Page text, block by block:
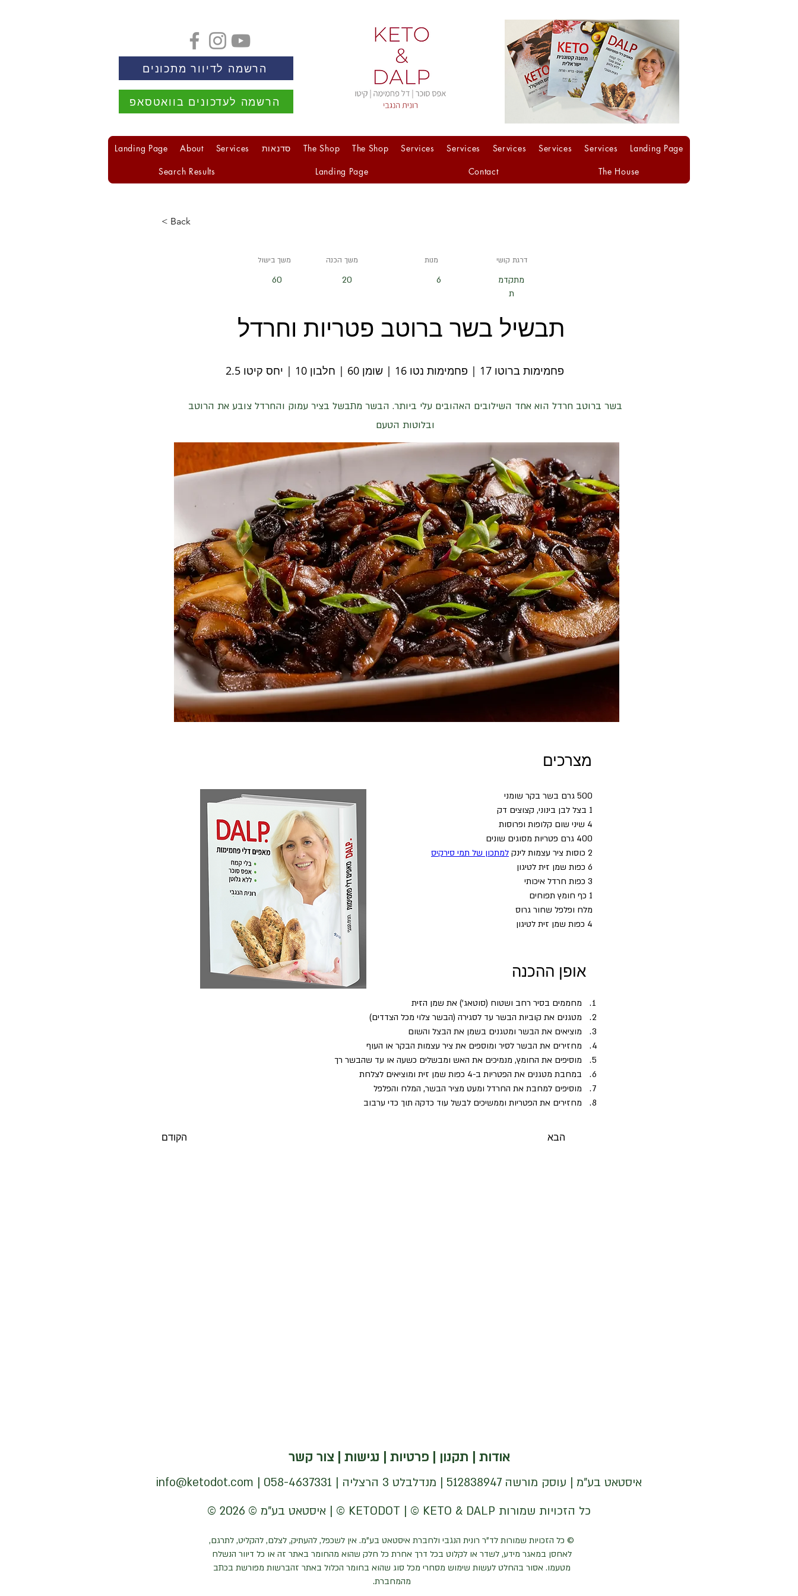
הרשמה לדיוור מתכונים
הרשמה לעדכונים בוואטסאפ
Landing Page
Services
Services
Services
Services
Services
The Shop
The Shop סדנאות Services
About
Landing Page
The House
Contact
Landing Page
Search Results
< Back
משך בישול
60
משך הכנה
20
מנות
6
דרגת קושי
מתקדמ
ת
פחמימות ברוטו 17 | פחמימות נטו 16 | שומן 60 | חלבון 10 | יחס קיטו 2.5
תבשיל בשר ברוטב פטריות וחרדל
בשר ברוטב חרדל הוא אחד השילובים האהובים עלי ביותר. הבשר מתבשל בציר עמוק והחרדל צובע את הרוטב
ובלוטות הטעם
מצרכים
500 גרם בשר בקר שומני
1 בצל לבן בינוני, קצוצים דק
4 שיני שום קלופות ופרוסות
400 גרם פטריות מסוגים שונים
2 כוסות ציר עצמות לינק
למתכון של תמי סירקיס
6 כפות שמן זית לטיגון
3 כפות חרדל איכותי
1 כף חומץ תפוחים
מלח ופלפל שחור גרוס
4 כפות שמן זית לטיגון
אופן ההכנה
מחממים בסיר רחב ושטוח (סוטאג') את שמן הזית
מטגנים את קוביות הבשר עד לסגירה (הבשר צלוי מכל הצדדים)
מוציאים את הבשר ומטגנים בשמן את הבצל והשום
מחזירים את הבשר לסיר ומוספים את ציר עצמות הבקר או העוף
מוסיפים את החומץ, מנמיכים את האש ומבשלים כשעה או עד שהבשר רך
במחבת מטגנים את הפטריות ב-4 כפות שמן זית ומוציאים לצלחת
מוסיפים למחבת את החרדל ומעט מציר הבשר, המלח והפלפל
מחזירים את הפטריות וממשיכים לבשל עוד כדקה תוך כדי ערבוב
הקודם הבא
אודות תקנון |פרטיות נגישות |צור קשר
איסטאט בע"מ | עוסק מורשה 512838947 | מנדלבלט 3 הרצליה | 058-4637331 |
info@ketodot.com
© כל הזכויות שמורות לד"ר רונית הנגבי ולחברת איסטאט בע"מ. אין לשכפל, להעתיק, לצלם, להקליט, לתרגם,
לאחסן במאגר מידע, לשדר או לקלוט בכל דרך אחרת כל חלק שהוא מהחומר באתר זה או כל דיוור הנשלח
מטעמו. אסור בהחלט לעשות שימוש מסחרי מכל סוג שהוא בחומר הכלול באתר זהברשות מפורשת בכתב
מהמחברת.